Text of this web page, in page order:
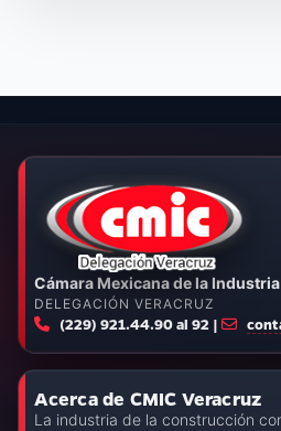
Cámara Mexicana de la
DELEGACIÓN VERACRUZ
(229) 921.44.90 al 92 |
Acerca de CMIC Veracruz
La industria de la construcción